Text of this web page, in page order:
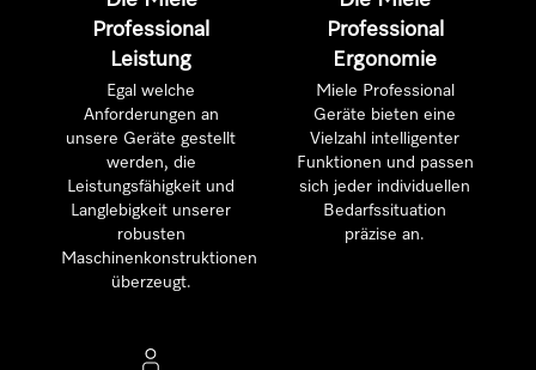
Professional
Leistung
Egal welche
Anforderungen an
unsere Geräte gestellt
werden, die
Leistungsfähigkeit und
Langlebigkeit unserer
robusten
Maschinenkonstruktionen
überzeugt.
Professional
Ergonomie
Miele Professional
Geräte bieten eine
Vielzahl intelligenter
Funktionen und passen
sich jeder individuellen
Bedarfssituation
präzise an.